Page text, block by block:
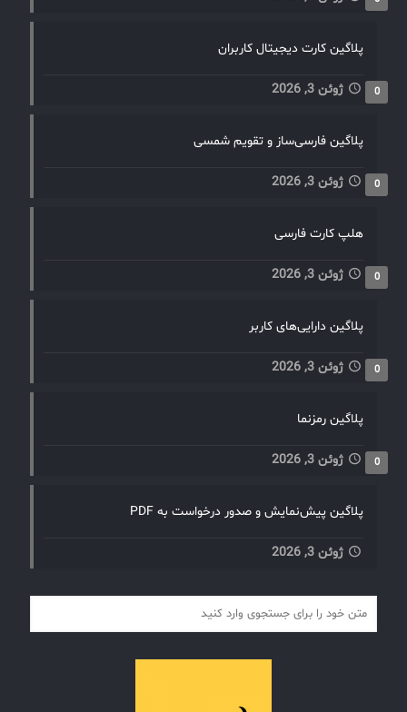
پلاگین کارت دیجیتال کاربران
ژوئن 3, 2026 0
پلاگین فارسی‌ساز و تقویم شمسی
ژوئن 3, 2026 0
هلپ کارت فارسی
ژوئن 3, 2026 0
پلاگین دارایی‌های کاربر
ژوئن 3, 2026 0
پلاگین رمزنما
ژوئن 3, 2026 0
پلاگین پیش‌نمایش و صدور درخواست به PDF
ژوئن 3, 2026